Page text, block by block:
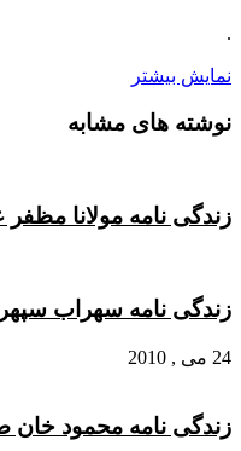
.
نمایش بیشتر
نوشته های مشابه
زندگی نامه مولانا مظفر
زندگی نامه سهراب
24 می , 2010
زندگی نامه محمود خان